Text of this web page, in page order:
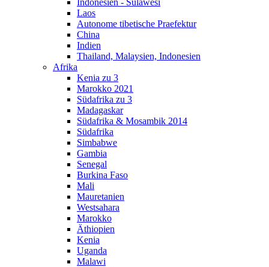
Indonesien - Sulawesi
Laos
Autonome tibetische Praefektur
China
Indien
Thailand, Malaysien, Indonesien
Afrika
Kenia zu 3
Marokko 2021
Südafrika zu 3
Madagaskar
Südafrika & Mosambik 2014
Südafrika
Simbabwe
Gambia
Senegal
Burkina Faso
Mali
Mauretanien
Westsahara
Marokko
Äthiopien
Kenia
Uganda
Malawi